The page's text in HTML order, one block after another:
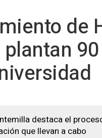
de
destaca el
que llevan a cabo